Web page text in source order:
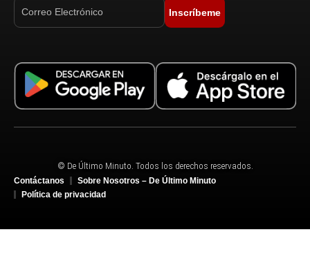
Inscríbeme
© De Último Minuto. Todos los derechos reservados.
Contáctanos
Sobre Nosotros – De Último Minuto
Política de privacidad